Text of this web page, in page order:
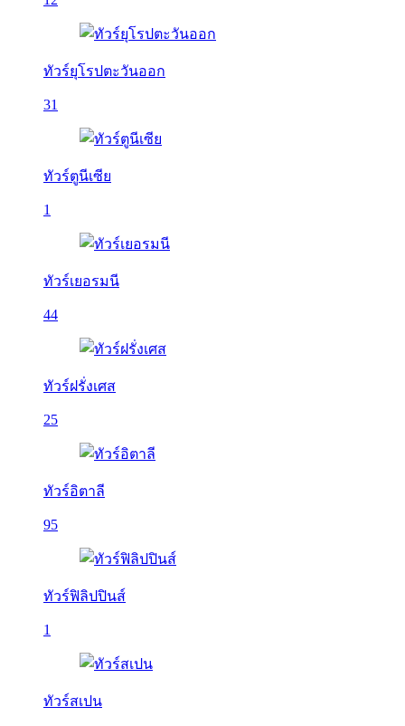
ทัวร์ยุโรปตะวันออก
31
ทัวร์ตูนีเซีย
1
ทัวร์เยอรมนี
44
ทัวร์ฝรั่งเศส
25
ทัวร์อิตาลี
95
ทัวร์ฟิลิปปินส์
1
ทัวร์สเปน